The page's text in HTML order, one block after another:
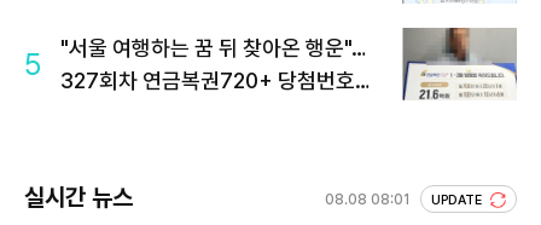
5
"서울 여행하는 꿈 뒤 찾아온 행운"…
327회차 연금복권720+ 당첨번호조
실시간 뉴스 08.08 08:01 UPDATE